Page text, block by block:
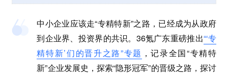
中小企业应该走“专精特新”之路，已经成为从政府
到企业界、投资界的共识。 36氪广东重磅推出“‘专
精特新’们的晋升之路”专题 ，记录全国“专精特
新”企业发展史，探索“隐形冠军”的晋级之路，探讨